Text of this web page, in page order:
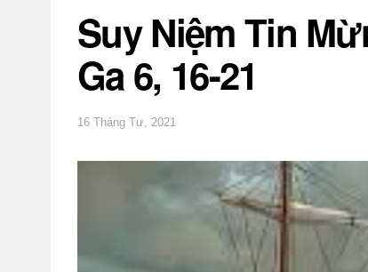
Suy Niệm Tin
Ga 6, 16-21
16 Tháng Tư, 2021